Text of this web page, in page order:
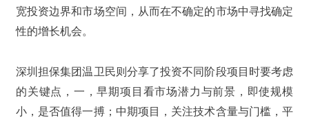
宽投资边界和市场空间，从而在不确定的市场中寻找确定
性的增长机会。
深圳担保集团温卫民则分享了投资不同阶段项目时要考虑
的关键点，一，早期项目看市场潜力与前景，即使规模
小，是否值得一搏；中期项目，关注技术含量与门槛，平